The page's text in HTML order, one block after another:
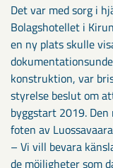
Det var med sorg i
Bolagshotellet i
en ny plats skulle
konstruktion, var
styrelse beslut om
byggstart 2019.
foten av
– Vi vill bevara
de möjligheter som